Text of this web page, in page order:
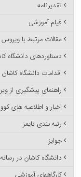
تقدیرنامه
فیلم آموزشی
مقالات مرتبط با ویروس
دستاوردهای دانشگاه
اقدامات دانشگاه
راهنمای پیشگیری از
اخبار و اطلاعیه های
رتبه بندی تایمز
جوایز
دانشگاه کاشان در